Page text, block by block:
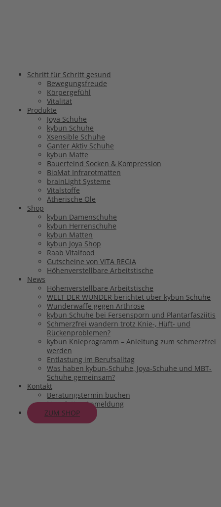
Schritt für Schritt gesund
Bewegungsfreude
Körpergefühl
Vitalität
Produkte
Joya Schuhe
kybun Schuhe
Xsensible Schuhe
Ganter Aktiv Schuhe
kybun Matte
Bauerfeind Socken & Kompression
BioMat Infrarotmatten
brainLight Systeme
Vitalstoffe
Ätherische Öle
Shop
kybun Damenschuhe
kybun Herrenschuhe
kybun Matten
kybun Joya Shop
Raab Vitalfood
Gutscheine von VITA REGIA
Höhenverstellbare Arbeitstische
News
Höhenverstellbare Arbeitstische
WELT DER WUNDER berichtet über kybun Schuhe
Wunderwaffe gegen Arthrose
kybun Schuhe bei Fersensporn und Plantarfasziitis
Schmerzfrei wandern trotz Knie-, Hüft- und
Rückenproblemen?
kybun Knieprogramm – Anleitung zum schmerzfrei
werden
Entlastung im Berufsalltag
Was haben kybun-Schuhe, Joya-Schuhe und MBT-
Schuhe gemeinsam?
Kontakt
Beratungstermin buchen
Newsletter-Anmeldung
ZUM SHOP